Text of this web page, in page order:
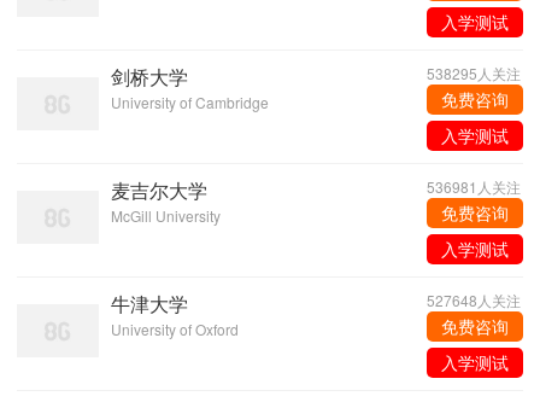
入学测试
剑桥大学
University of Cambridge
538295人关注
免费咨询
入学测试
麦吉尔大学
McGill University
536981人关注
免费咨询
入学测试
牛津大学
University of Oxford
527648人关注
免费咨询
入学测试